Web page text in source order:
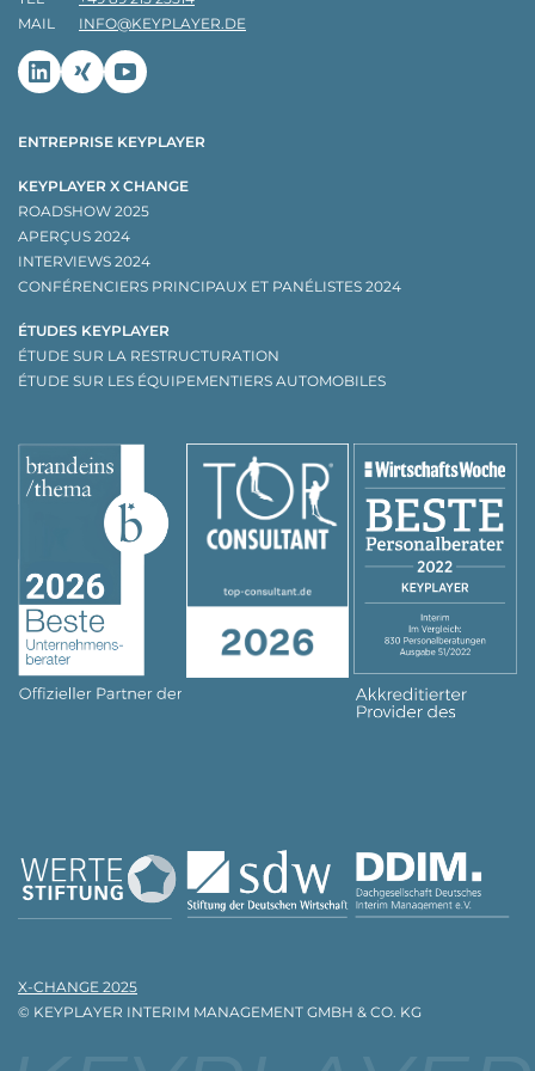
MAIL
INFO@KEYPLAYER.DE
Linkedin
Xing Youtube
ENTREPRISE KEYPLAYER
KEYPLAYER X CHANGE
ROADSHOW 2025
APERÇUS 2024
INTERVIEWS 2024
CONFÉRENCIERS PRINCIPAUX ET PANÉLISTES 2024
ÉTUDES KEYPLAYER
ÉTUDE SUR LA RESTRUCTURATION
ÉTUDE SUR LES ÉQUIPEMENTIERS AUTOMOBILES
X-CHANGE 2025
© KEYPLAYER INTERIM MANAGEMENT GMBH & CO. KG